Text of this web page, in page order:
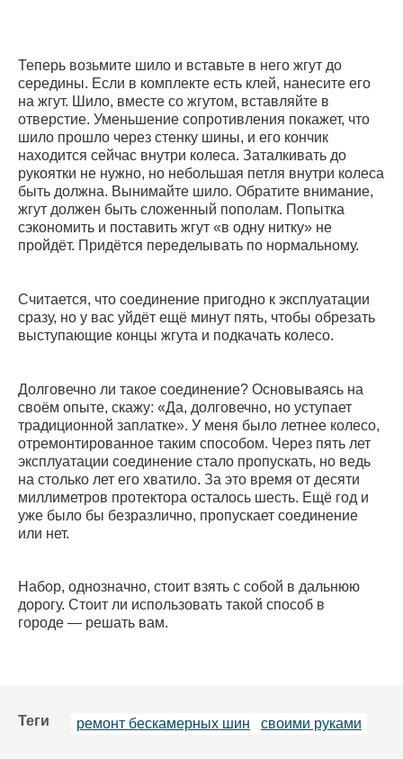
Теперь возьмите шило и вставьте в него жгут до
середины. Если в комплекте есть клей, нанесите его
на жгут. Шило, вместе со жгутом, вставляйте в
отверстие. Уменьшение сопротивления покажет, что
шило прошло через стенку шины, и его кончик
находится сейчас внутри колеса. Заталкивать до
рукоятки не нужно, но небольшая петля внутри колеса
быть должна. Вынимайте шило. Обратите внимание,
жгут должен быть сложенный пополам. Попытка
сэкономить и поставить жгут «в одну нитку» не
пройдёт. Придётся переделывать по нормальному.
Считается, что соединение пригодно к эксплуатации
сразу, но у вас уйдёт ещё минут пять, чтобы обрезать
выступающие концы жгута и подкачать колесо.
Долговечно ли такое соединение? Основываясь на
своём опыте, скажу: «Да, долговечно, но уступает
традиционной заплатке». У меня было летнее колесо,
отремонтированное таким способом. Через пять лет
эксплуатации соединение стало пропускать, но ведь
на столько лет его хватило. За это время от десяти
миллиметров протектора осталось шесть. Ещё год и
уже было бы безразлично, пропускает соединение
или нет.
Набор, однозначно, стоит взять с собой в дальнюю
дорогу. Стоит ли использовать такой способ в
городе — решать вам.
Теги ремонт бескамерных шин своими руками